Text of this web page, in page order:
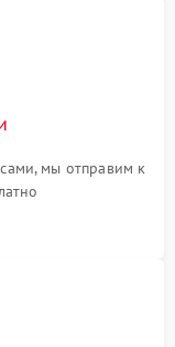
мы отправим к